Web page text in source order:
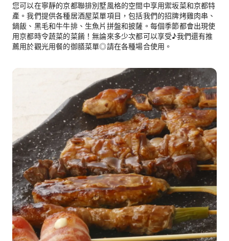
您可以在寧靜的京都聯排別墅風格的空間中享用禦坂菜和京都特
產。我們提供各種居酒屋菜單項目，包括我們的招牌烤雞肉串、
鍋飯、黑毛和牛牛排、生魚片拼盤和披薩。每個季節都會出現使
用京都時令蔬菜的菜餚！無論來多少次都可以享受♪我們還有推
薦用於觀光用餐的御膳菜單◎請在各種場合使用。